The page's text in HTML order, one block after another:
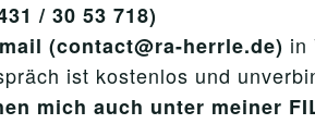
/ 30 53 718)
(contact@ra-herrle.de) in
ist kostenlos und
mich auch unter meiner